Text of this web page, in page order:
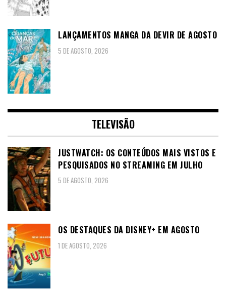
LANÇAMENTOS MANGA DA DEVIR DE AGOSTO
5 DE AGOSTO, 2026
TELEVISÃO
JUSTWATCH: OS CONTEÚDOS MAIS VISTOS E
PESQUISADOS NO STREAMING EM JULHO
5 DE AGOSTO, 2026
OS DESTAQUES DA DISNEY+ EM AGOSTO
1 DE AGOSTO, 2026